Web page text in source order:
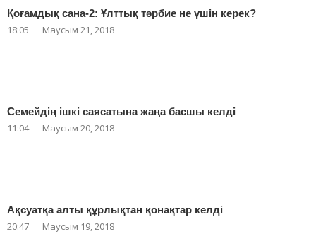
Қоғамдық сана-2: Ұлттық тәрбие не үшін керек?
18:05 Маусым 21, 2018
Семейдің ішкі саясатына жаңа басшы келді
11:04 Маусым 20, 2018
Ақсуатқа алты құрлықтан қонақтар келді
20:47 Маусым 19, 2018